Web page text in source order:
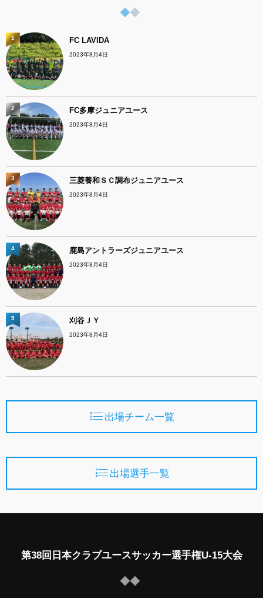
FC LAVIDA
2023年8月4日
1
FC多摩ジュニアユース
2023年8月4日
2
三菱養和ＳＣ調布ジュニアユース
2023年8月4日
3
鹿島アントラーズジュニアユース
2023年8月4日
4
刈谷ＪＹ
2023年8月4日
5
出場チーム一覧
出場選手一覧
第38回日本クラブユースサッカー選手権U-15大会